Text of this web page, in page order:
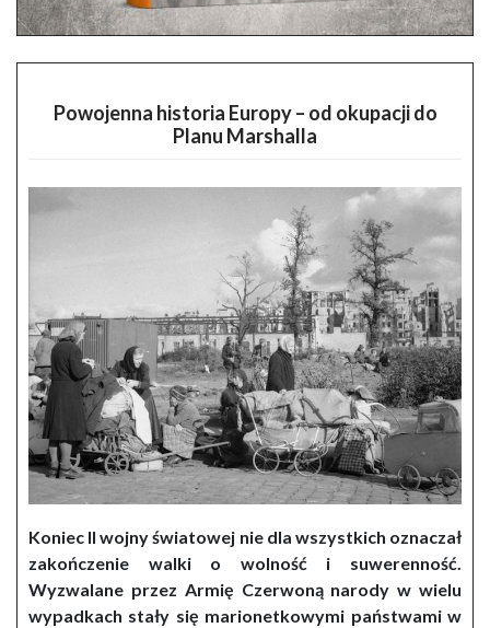
Powojenna historia Europy – od okupacji do
Planu Marshalla
Koniec II wojny światowej nie dla wszystkich oznaczał
zakończenie walki o wolność i suwerenność.
Wyzwalane przez Armię Czerwoną narody w wielu
wypadkach stały się marionetkowymi państwami w